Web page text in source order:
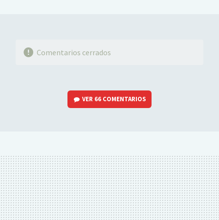
Comentarios cerrados
VER 66 COMENTARIOS